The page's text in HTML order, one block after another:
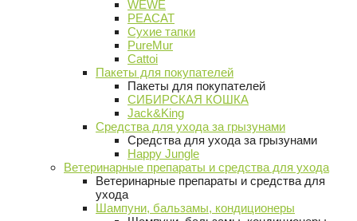
WEWE
PEACAT
Сухие тапки
PureMur
Cattoi
Пакеты для покупателей
Пакеты для покупателей
СИБИРСКАЯ КОШКА
Jack&King
Средства для ухода за грызунами
Средства для ухода за грызунами
Happy Jungle
Ветеринарные препараты и средства для ухода
Ветеринарные препараты и средства для
ухода
Шампуни, бальзамы, кондиционеры